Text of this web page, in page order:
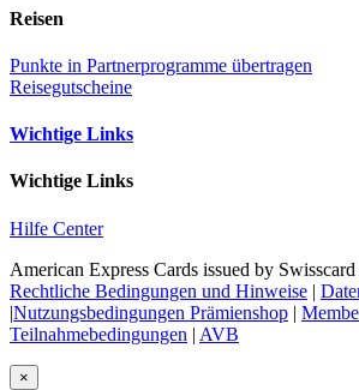
Reisen
Punkte in Partnerprogramme übertragen
Reisegutscheine
Wichtige Links
Wichtige Links
Hilfe Center
American Express Cards issued by
Rechtliche Bedingungen und Hinweise |
|Nutzungsbedingungen Prämienshop |
Teilnahmebedingungen | AVB
×